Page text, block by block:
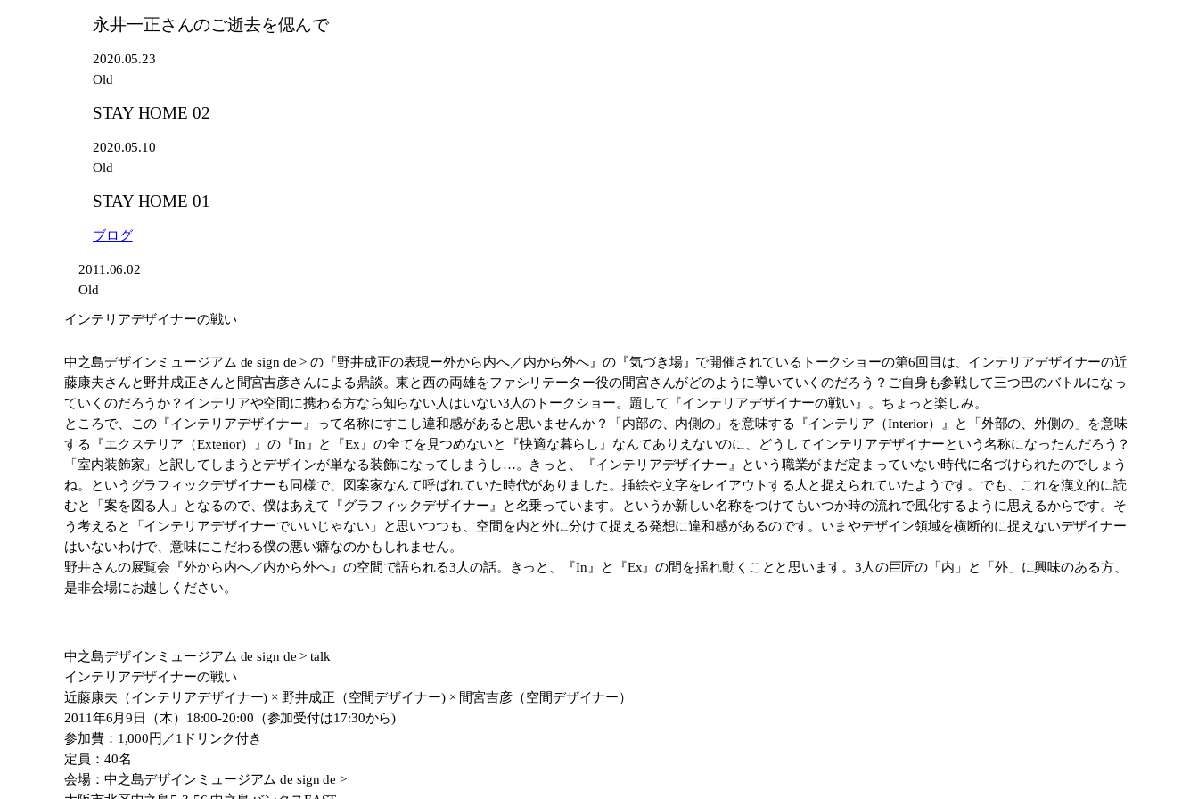
永井一正さんのご逝去を偲んで
2020.05.23
Old
STAY HOME 02
2020.05.10
Old
STAY HOME 01
ブログ
2011.06.02
Old
インテリアデザイナーの戦い
中之島デザインミュージアム de sign de > の『野井成正の表現ー外から内へ／内から外へ』の『気づき場』で開催されているトークショーの第6回目は、インテリアデザイナーの近
藤康夫さんと野井成正さんと間宮吉彦さんによる鼎談。東と西の両雄をファシリテーター役の間宮さんがどのように導いていくのだろう？ご自身も参戦して三つ巴のバトルになっ
ていくのだろうか？インテリアや空間に携わる方なら知らない人はいない3人のトークショー。題して『インテリアデザイナーの戦い』。ちょっと楽しみ。
ところで、この『インテリアデザイナー』って名称にすこし違和感があると思いませんか？「内部の、内側の」を意味する『インテリア（Interior）』と「外部の、外側の」を意味
する『エクステリア（Exterior）』の『In』と『Ex』の全てを見つめないと『快適な暮らし』なんてありえないのに、どうしてインテリアデザイナーという名称になったんだろう？
「室内装飾家」と訳してしまうとデザインが単なる装飾になってしまうし…。きっと、『インテリアデザイナー』という職業がまだ定まっていない時代に名づけられたのでしょう
ね。というグラフィックデザイナーも同様で、図案家なんて呼ばれていた時代がありました。挿絵や文字をレイアウトする人と捉えられていたようです。でも、これを漢文的に読
むと「案を図る人」となるので、僕はあえて『グラフィックデザイナー』と名乗っています。というか新しい名称をつけてもいつか時の流れで風化するように思えるからです。そ
う考えると「インテリアデザイナーでいいじゃない」と思いつつも、空間を内と外に分けて捉える発想に違和感があるのです。いまやデザイン領域を横断的に捉えないデザイナー
はいないわけで、意味にこだわる僕の悪い癖なのかもしれません。
野井さんの展覧会『外から内へ／内から外へ』の空間で語られる3人の話。きっと、『In』と『Ex』の間を揺れ動くことと思います。3人の巨匠の「内」と「外」に興味のある方、
是非会場にお越しください。
中之島デザインミュージアム de sign de > talk
インテリアデザイナーの戦い
近藤康夫（インテリアデザイナー) × 野井成正（空間デザイナー) × 間宮吉彦（空間デザイナー）
2011年6月9日（木）18:00-20:00（参加受付は17:30から)
参加費：1,000円／1ドリンク付き
定員：40名
会場：中之島デザインミュージアム de sign de >